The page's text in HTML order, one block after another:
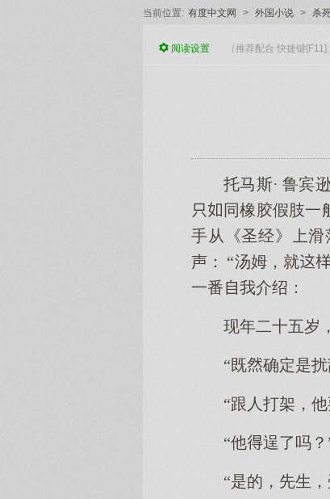
当前位置: 有度中文网 > 外国小说 > 杀
阅读设置 （推荐配合 快捷键
托马斯· 鲁宾
同橡胶假肢一
手从《圣经》
声： “汤姆，就
一番我介绍：
现年二十五
“既确定是
“跟人打架，
“他逞了吗？
“是的，先生